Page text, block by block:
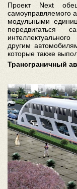
Проект Next
самоуправляемого
модульными
другим
которые также
Трансграничный